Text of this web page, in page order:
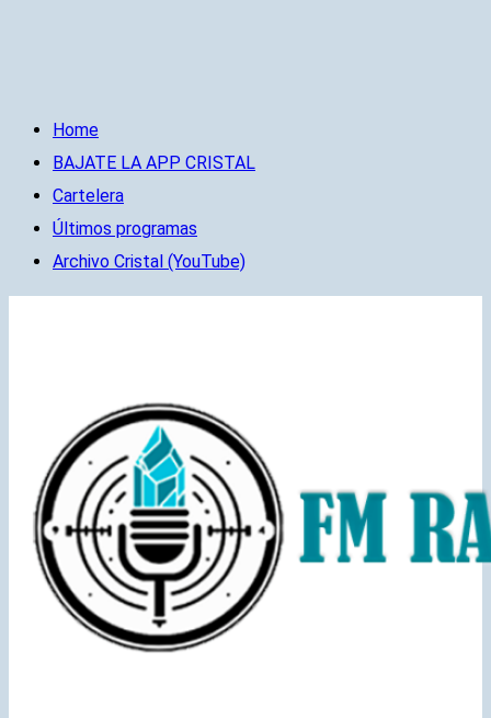
Home
BAJATE LA APP CRISTAL
Cartelera
Últimos programas
Archivo Cristal (YouTube)